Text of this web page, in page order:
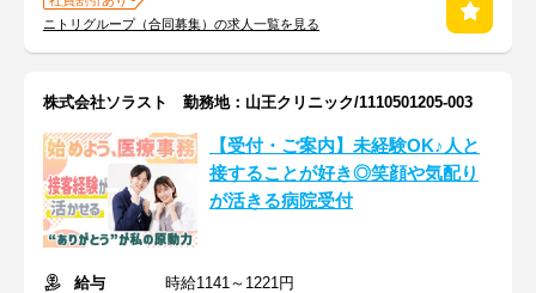
ニトリグループ（合同募集）の求人一覧を見る
株式会社ソラスト 勤務地：山王クリニック/1110501205-003
【受付・ご案内】未経験OK♪人と
接することが好き◎笑顔や気配り
が活きる病院受付
給与
時給1141～1221円